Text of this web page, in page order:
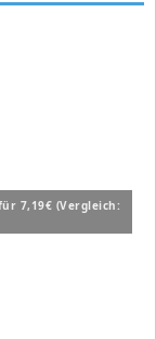
7,19€ (Vergleich: